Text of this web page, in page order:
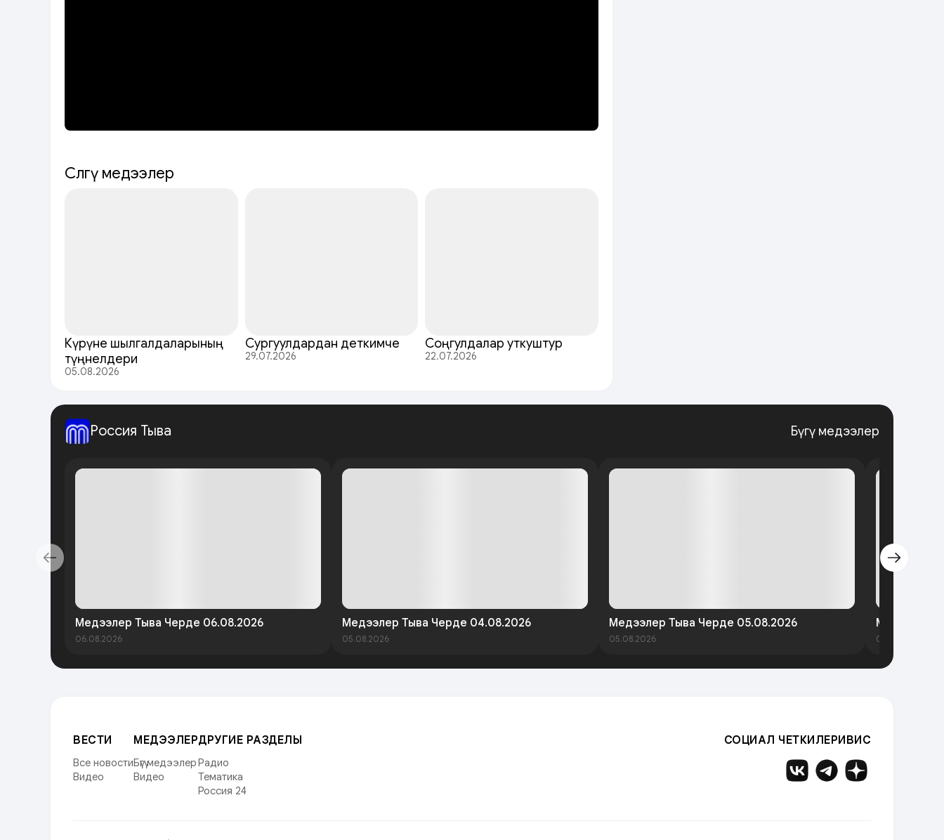
Сөөлгү медээлер
Күрүне шылгалдаларының
түңнелдери
05.08.2026
Сургуулдардан деткимче
29.07.2026
Соңгулдалар уткуштур
22.07.2026
Россия Тыва Бүгү медээлер
Медээлер Тыва Черде 06.08.2026
06.08.2026
Медээлер Тыва Черде 04.08.2026
05.08.2026
Медээлер Тыва Черде 05.08.2026
05.08.2026
Медээлер
03.08.2026
ВЕСТИ
Все новости
Видео
МЕДЭЭЛЕР
Бүгү медээлер
Видео
ДРУГИЕ РАЗДЕЛЫ
Радио
Тематика
Россия 24
СОЦИАЛ ЧЕТКИЛЕРИВИС